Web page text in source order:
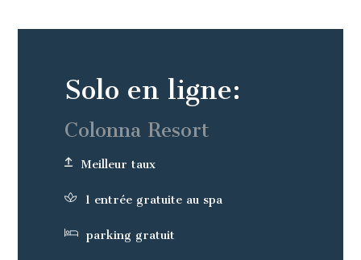
Solo en ligne:
Colonna Resort
Meilleur taux
1 entrée gratuite au spa
parking gratuit